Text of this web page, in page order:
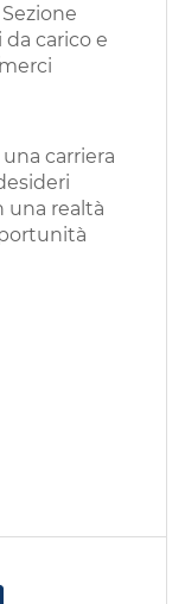
carico e
carriera
una realtà